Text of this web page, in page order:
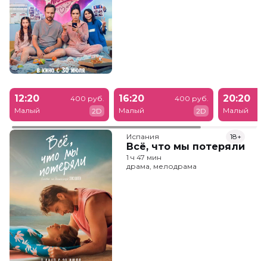
12:20
Малый
400 руб.
2D
16:20
Малый
400 руб.
2D
20:20
Малый
Испания
Всё, что мы потеряли
18+
1 ч 47 мин
драма, мелодрама